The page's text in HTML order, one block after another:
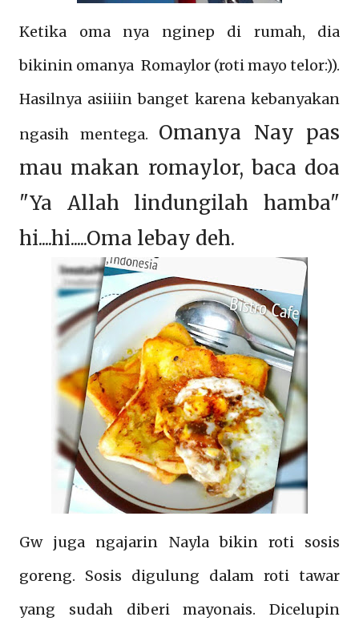
Ketika oma nya nginep di rumah, dia
bikinin omanya Romaylor (roti mayo telor:)).
Hasilnya asiiiin banget karena kebanyakan
ngasih mentega. Omanya Nay pas
mau makan romaylor, baca doa
"Ya Allah lindungilah hamba"
hi....hi.....Oma lebay deh.
Gw juga ngajarin Nayla bikin roti sosis
goreng. Sosis digulung dalam roti tawar
yang sudah diberi mayonais. Dicelupin